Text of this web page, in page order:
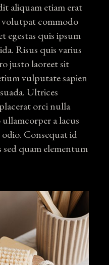
aliquam etiam erat
volutpat commodo
egestas quis ipsum
Risus quis varius
justo laoreet sit
vulputate sapien
Ultrices
orci nulla
a lacus
Consequat id
quam elementum